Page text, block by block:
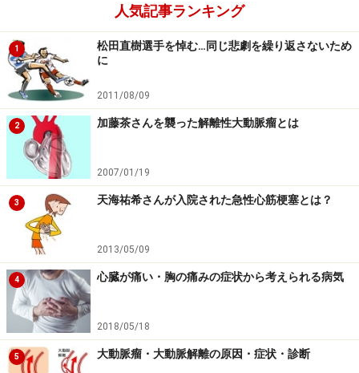
また肺がうっ血して心不全になっていきます。症状とし
ては息苦しくなります。重症になると運動時だけでなく
安静時にも息切れや息苦しさが出てきます。動悸や下肢
のむくみなどの症状が出ることもあります。
三笠宮さまの手術前の状態はこの心不全がかなり進ん
だ、重い状態で、さまざまなお薬や点滴などをつかって
もなかなか改善しないほどになっておられたようです。
運動時の息切れは僧帽弁閉鎖不全症の重要な症状のひとつで
す
こうした状態で放置しますと肝臓や腎臓あるいは全身の
状態が悪化したり、肺炎などを合併したり、不整脈合併
を介して脳梗塞などでいのちを落とすことになりかねま
せん。
人気記事ランキング
1
松田直樹選手を悼む…同じ悲劇を繰り返さないため
に
2011/08/09
2 加藤茶さんを襲った解離性大動脈瘤とは
2007/01/19
3 天海祐希さんが入院された急性心筋梗塞とは？
2013/05/09
4 心臓が痛い・胸の痛みの症状から考えられる病気
2018/05/18
5 大動脈瘤・大動脈解離の原因・症状・診断